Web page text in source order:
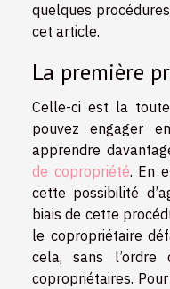
quelques
cet article.
La première
Celle-ci est la
pouvez engager
apprendre
de copropriété. En
cette possibilité
biais de cette
le copropriétaire
cela, sans l’ordre
copropriétaires.